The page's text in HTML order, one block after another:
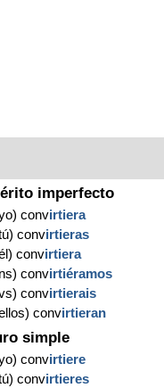
imperfecto
convirtiera
convirtieras
convirtiera
convirtiéramos
convirtierais
convirtieran
simple
convirtiere
convirtieres